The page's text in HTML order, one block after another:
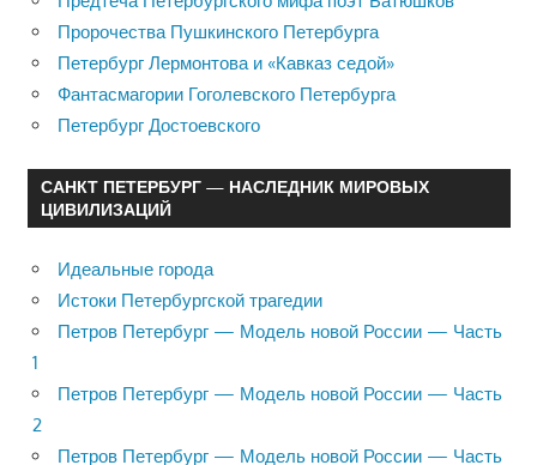
Пророчества Пушкинского Петербурга
Петербург Лермонтова и «Кавказ седой»
Фантасмагории Гоголевского Петербурга
Петербург Достоевского
САНКТ ПЕТЕРБУРГ — НАСЛЕДНИК МИРОВЫХ
ЦИВИЛИЗАЦИЙ
Идеальные города
Истоки Петербургской трагедии
Петров Петербург — Модель новой России — Часть
1
Петров Петербург — Модель новой России — Часть
2
Петров Петербург — Модель новой России — Часть